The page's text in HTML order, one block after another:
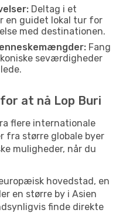
Deltag i et
en guidet lokal tur for
med destinationen.
Fang
seværdigheder
at nå Lop Buri
flere internationale
fra større globale byer
muligheder, når du
hovedstad, en
en større by i Asien
finde direkte